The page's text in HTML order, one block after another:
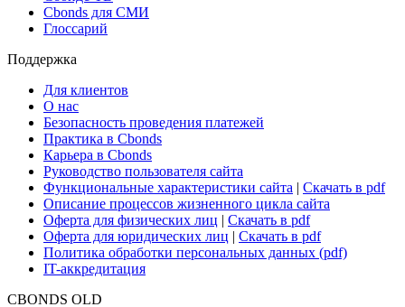
Новости рынка
Research Hub
Cbonds Review
Сбондс-ТВ
Глоссарий
Поддержка
Для клиентов
О нас
Безопасность проведения платежей
Практика в Cbonds
Карьера в Cbonds
Руководство пользователя сайта
Функциональные характеристики сайта|Скачать в pdf
Описание процессов жизненного цикла сайта
Оферта для физических лиц
Оферта для юридических лиц